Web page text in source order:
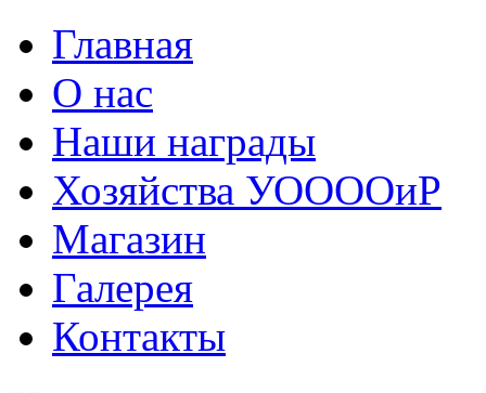
Главная
О нас
Наши награды
Хозяйства УООООиР
Магазин
Галерея
Контакты